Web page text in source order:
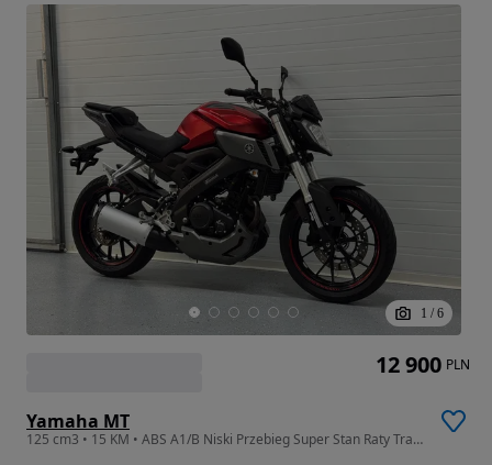
1 / 6
Yamaha MT
125 cm3 • 15 KM • ABS A1/B Niski Przebieg Super Stan Raty Transport Gwarancja
12 900 PLN